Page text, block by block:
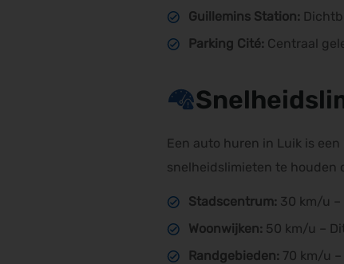
Guillemins Station:
Parking Cité: Centraal
Een auto huren in Luik is
snelheidslimieten te houden
Stadscentrum: 30 km/u –
Woonwijken: 50 km/u –
Randgebieden: 70 km/u